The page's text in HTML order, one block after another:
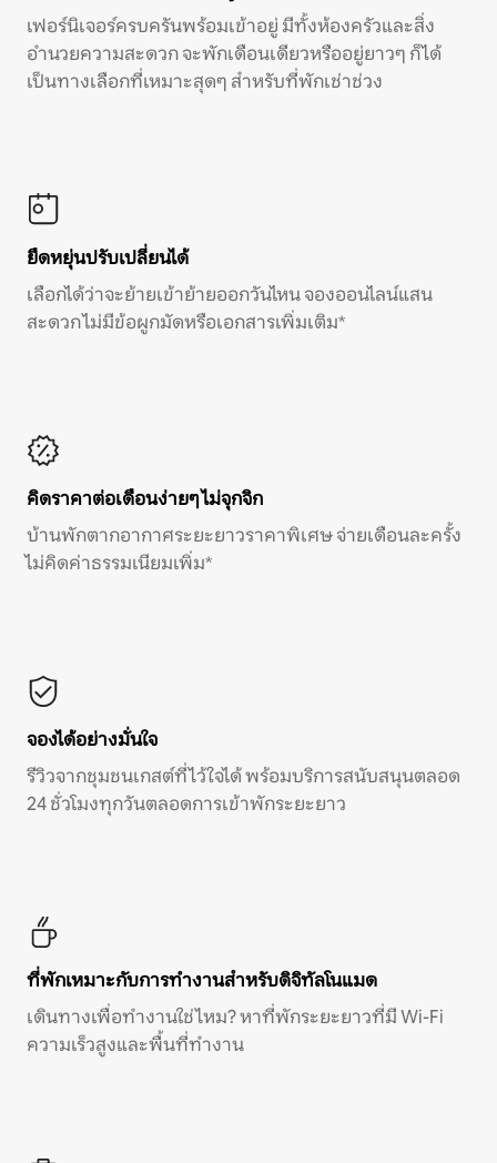
เฟอร์นิเจอร์ครบครันพร้อมเข้าอยู่ มีทั้งห้องครัวและสิ่ง
อำนวยความสะดวก จะพักเดือนเดียวหรืออยู่ยาวๆ ก็ได้
เป็นทางเลือกที่เหมาะสุดๆ สำหรับที่พักเช่าช่วง
ยืดหยุ่นปรับเปลี่ยนได้
เลือกได้ว่าจะย้ายเข้าย้ายออกวันไหน จองออนไลน์แสน
สะดวก ไม่มีข้อผูกมัดหรือเอกสารเพิ่มเติม*
คิดราคาต่อเดือนง่ายๆ ไม่จุกจิก
บ้านพักตากอากาศระยะยาวราคาพิเศษ จ่ายเดือนละครั้ง
ไม่คิดค่าธรรมเนียมเพิ่ม*
จองได้อย่างมั่นใจ
รีวิวจากชุมชนเกสต์ที่ไว้ใจได้ พร้อมบริการสนับสนุนตลอด
24 ชั่วโมงทุกวันตลอดการเข้าพักระยะยาว
ที่พักเหมาะกับการทำงานสำหรับดิจิทัลโนแมด
เดินทางเพื่อทำงานใช่ไหม? หาที่พักระยะยาวที่มี Wi-Fi
ความเร็วสูงและพื้นที่ทำงาน